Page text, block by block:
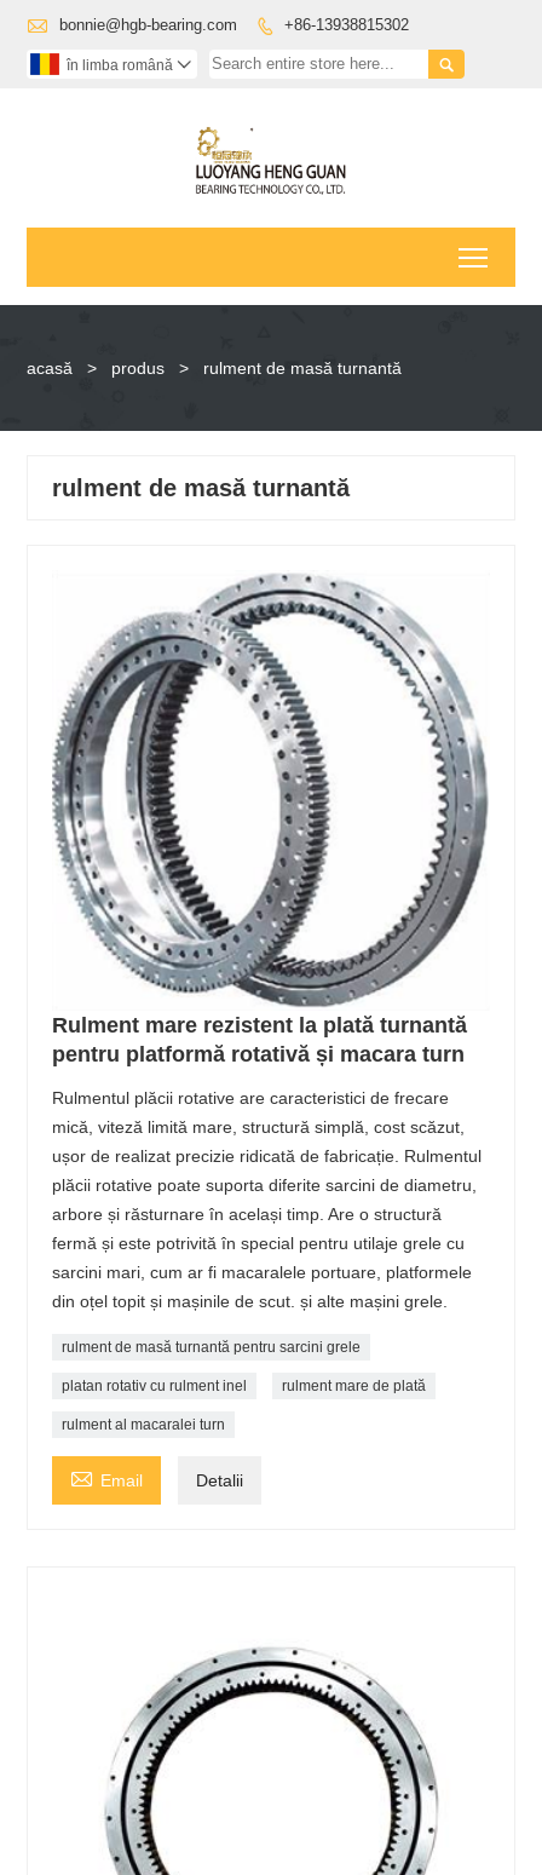
 bonnie@hgb-bearing.com  +86-13938815302

în limba română 
acasă > produs > rulment de masă turnantă
rulment de masă turnantă
Rulment mare rezistent la plată turnantă
pentru platformă rotativă și macara turn
Rulmentul plăcii rotative are caracteristici de frecare
mică, viteză limită mare, structură simplă, cost scăzut,
ușor de realizat precizie ridicată de fabricație. Rulmentul
plăcii rotative poate suporta diferite sarcini de diametru,
arbore și răsturnare în același timp. Are o structură
fermă și este potrivită în special pentru utilaje grele cu
sarcini mari, cum ar fi macaralele portuare, platformele
din oțel topit și mașinile de scut. și alte mașini grele.
rulment de masă turnantă pentru sarcini grele
platan rotativ cu rulment inel rulment mare de plată
rulment al macaralei turn
 Email Detalii